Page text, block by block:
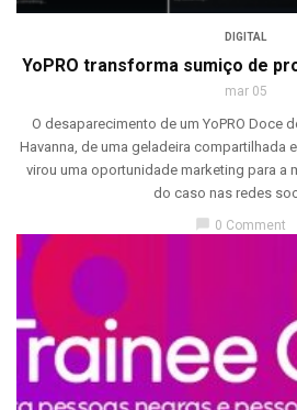
DIGITAL
YoPRO transforma sumiço de
mar 05
O desaparecimento de um YoPRO Doce
Havanna, de uma geladeira compartilhada
virou uma oportunidade marketing para a
do caso nas redes
chat_bubble 0 Comment